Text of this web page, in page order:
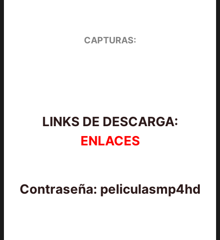
CAPTURAS:
LINKS DE DESCARGA:
ENLACES
Contraseña: peliculasmp4hd